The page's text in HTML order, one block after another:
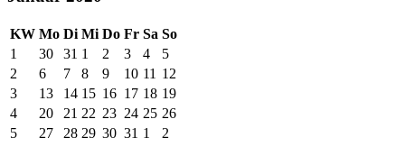
KW Mo Di Mi Do Fr Sa So
1
30 31 1 2 3 4
5
2
6 7 8 9 10 11 12
3
13 14 15 16 17 18 19
4
20 21 22 23 24 25 26
5
27 28 29 30 31 1 2